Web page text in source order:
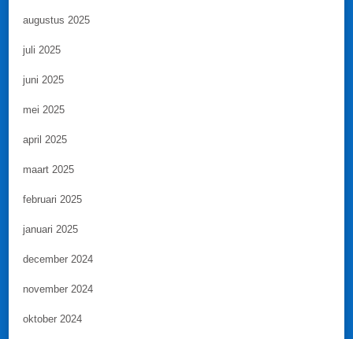
augustus 2025
juli 2025
juni 2025
mei 2025
april 2025
maart 2025
februari 2025
januari 2025
december 2024
november 2024
oktober 2024